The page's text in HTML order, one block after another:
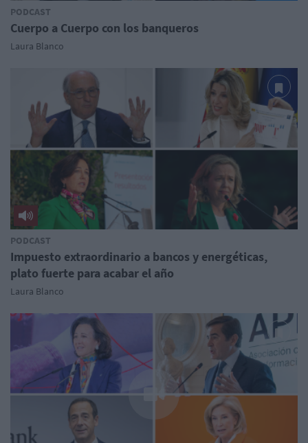
PODCAST
Cuerpo a Cuerpo con los banqueros
Laura Blanco
PODCAST
Impuesto extraordinario a bancos y energéticas,
plato fuerte para acabar el año
Laura Blanco